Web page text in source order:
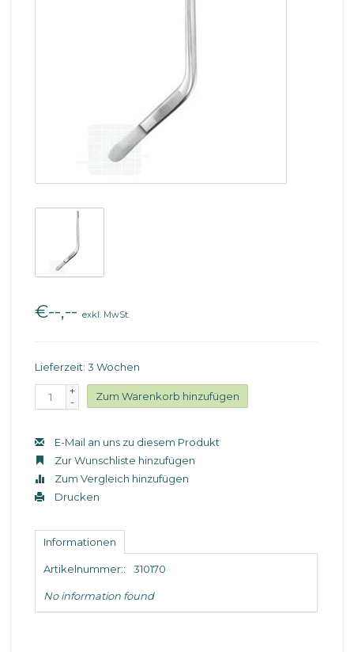
€--,-- exkl. MwSt.
Lieferzeit: 3 Wochen
+
-
Zum Warenkorb hinzufügen
E-Mail an uns zu diesem Produkt
Zur Wunschliste hinzufügen
Zum Vergleich hinzufügen
Drucken
Informationen
Artikelnummer:: 310170
No information found